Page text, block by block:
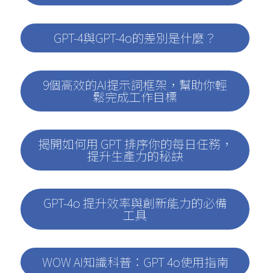
GPT-4與GPT-4o的差別是什麼？
9個高效的AI提示詞框架，幫助你輕
鬆完成工作目標
揭開如何用 GPT 排序你的每日任務，
提升生產力的秘訣
GPT-4o 提升效率與創新能力的必備
工具
WOW AI知識科普：GPT 4o使用指南